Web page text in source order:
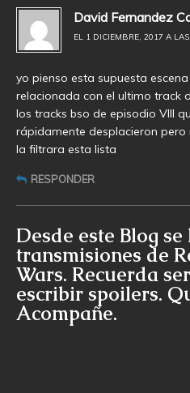
David Fernandez
EL 1 DICIEMBRE, 2017 A
yo pienso esta supuesta
relacionada con el ultimo track
los tracks bso de episodio VIII
rápidamente desplacieron
la filtrara esta lista
RESPONDER
Desde este Blog
transmisiones de
Wars. Recuerda
escribir spoilers.
Acompañe.